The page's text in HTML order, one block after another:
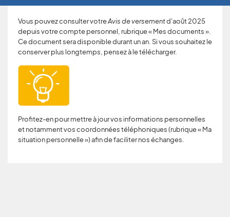
Vous pouvez consulter votreAvis de versementd'août 2025
depuis votre compte personnel, rubrique « Mes documents ».
Ce document sera disponible durant un an. Si vous souhaitez le
conserver plus longtemps, pensez à le télécharger.
Profitez-en pour mettre à jour vos informations personnelles
et notamment vos coordonnées téléphoniques (rubrique « Ma
situation personnelle ») afin de faciliter nos échanges.